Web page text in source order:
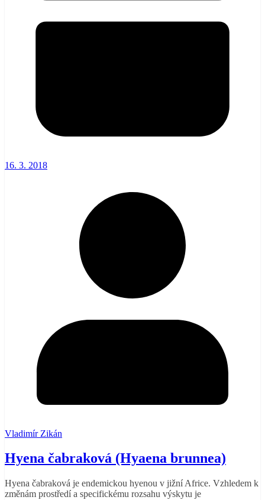
16. 3. 2018
Vladimír Zikán
Hyena čabraková (Hyaena brunnea)
Hyena čabraková je endemickou hyenou v jižní Africe. Vzhledem k
změnám prostředí a specifickému rozsahu výskytu je